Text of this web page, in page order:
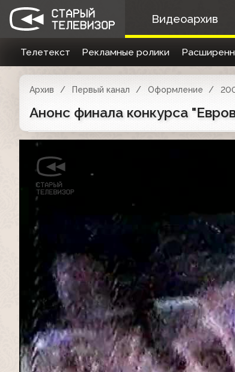
Видеоархив
Телетекст Рекламные ролики
Архив Первый канал Оформление
Анонс финала конкурса